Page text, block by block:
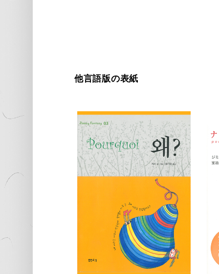
他言語版の表紙